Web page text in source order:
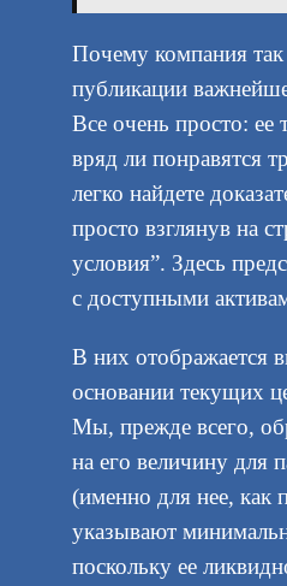
Почему компания так
публикации
Все очень просто: ее
вряд ли понравятся
легко найдете
просто взглянув на
условия”. Здесь
с доступными
В них отображается
основании текущих
Мы, прежде всего,
на его величину для
(именно для нее, как
указывают
поскольку ее